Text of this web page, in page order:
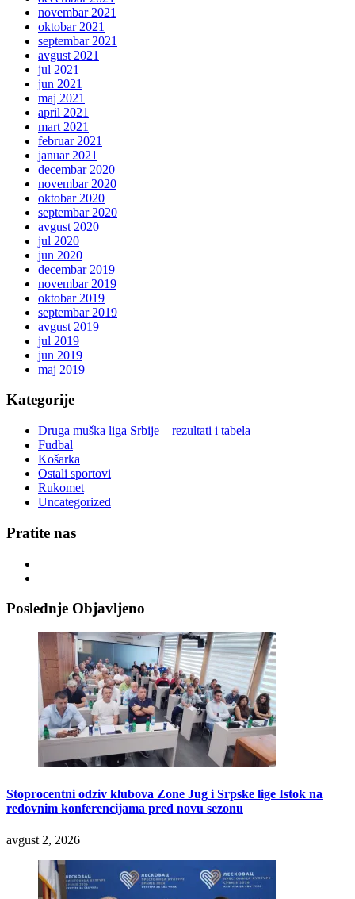
novembar 2021
oktobar 2021
septembar 2021
avgust 2021
jul 2021
jun 2021
maj 2021
april 2021
mart 2021
februar 2021
januar 2021
decembar 2020
novembar 2020
oktobar 2020
septembar 2020
avgust 2020
jul 2020
jun 2020
decembar 2019
novembar 2019
oktobar 2019
septembar 2019
avgust 2019
jul 2019
jun 2019
maj 2019
Kategorije
Druga muška liga Srbije – rezultati i tabela
Fudbal
Košarka
Ostali sportovi
Rukomet
Uncategorized
Pratite nas
Poslednje Objavljeno
Stoprocentni odziv klubova Zone Jug i Srpske lige Istok na
redovnim konferencijama pred novu sezonu
avgust 2, 2026